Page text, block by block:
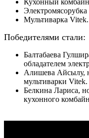
Кухонный
Электромясорубка
Мультиварка Vitek.
Победителями стали:
Балтабаева
обладателем
Алишева Айсылу,
мультиварки Vitek.
Белкина Лариса,
кухонного